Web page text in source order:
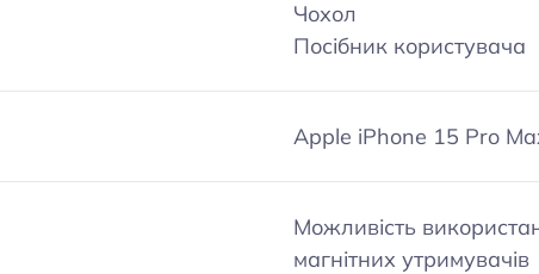
Чохол
Посібник користувача
Apple iPhone 15 Pro
Можливість
магнітних утримувачів